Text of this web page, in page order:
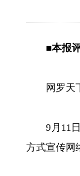
■本报
网罗天下
9月11日
方式宣传网